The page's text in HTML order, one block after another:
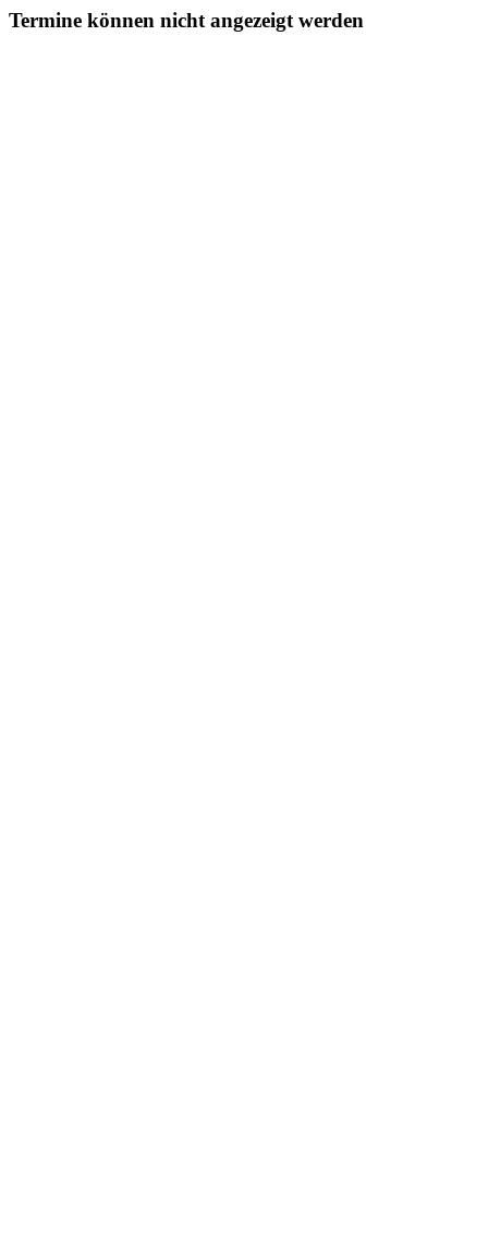
Termine können nicht angezeigt werden